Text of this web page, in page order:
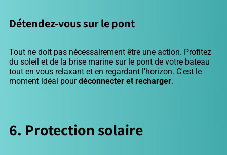
Détendez-vous sur le pont
Tout ne doit pas nécessairement être une action. Profitez
du soleil et de la brise marine sur le pont de votre bateau
tout en vous relaxant et en regardant l'horizon. C'est le
moment idéal pourdéconnecter et recharger.
6. Protection solaire